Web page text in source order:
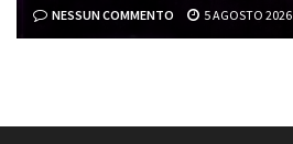
NESSUN COMMENTO 5 AGOSTO 2026